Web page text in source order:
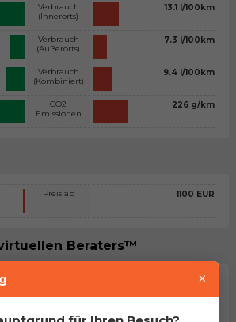
Verbrauch
(Innerorts)
Verbrauch
(Außerorts)
Verbrauch
(Kombiniert)
CO2
Emissionen
13.1 l/100km
7.3 l/100km
9.4 l/100km
226 g/km
Preis ab 1100 EUR
Beraters™
×